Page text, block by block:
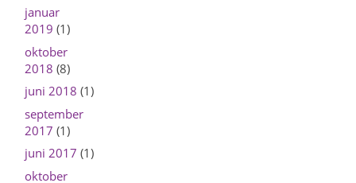
januar
2019 (1)
oktober
2018 (8)
juni 2018 (1)
september
2017 (1)
juni 2017 (1)
oktober